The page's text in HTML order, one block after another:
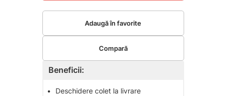
Beneficii:
•
Deschidere colet la livrare
Adaugă în favorite
Compară